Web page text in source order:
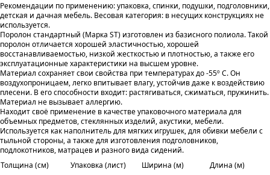
Рекомендации по применению: упаковка, спинки, подушки, подголовники,
детская и дачная мебель. Весовая категория: в несущих конструкциях не
используется.
Поролон стандартный (Марка ST) изготовлен из базисного полиола. Такой
поролон отличается хорошей эластичностью, хорошей
восстанавливаемостью, низкой жесткостью и плотностью, а также его
эксплуатационные характеристики на высшем уровне.
Материал сохраняет свои свойства при температурах до -55º С. Он
воздухопроницаем, легко впитывает влагу, устойчив даже к воздействию
плесени. В его способности входит: растягиваться, сжиматься, пружинить.
Материал не вызывает аллергию.
Находит своё применение в качестве упаковочного материала для
объемных предметов, стеклянных изделий, акустики, мебели.
Используется как наполнитель для мягких игрушек, для обивки мебели с
тыльной стороны, а также для изготовления подголовников,
подлокотников, матрацев и разного вида сидений.
Толщина (см)
Упаковка (лист) Ширина (м)
Длина (м)